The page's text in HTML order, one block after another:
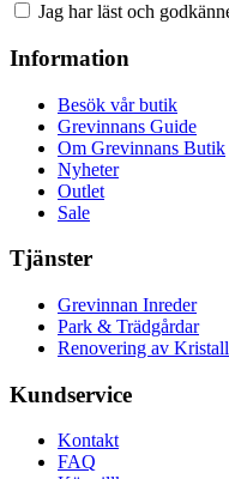
Jag har läst och
Information
Besök vår butik
Grevinnans Guide
Om Grevinnans Butik
Nyheter
Outlet
Sale
Tjänster
Grevinnan Inreder
Park & Trädgårdar
Renovering av
Kundservice
Kontakt
FAQ